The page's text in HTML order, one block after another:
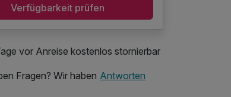
Verfügbarkeit prüfen
vor Anreise kostenlos stornierbar
Fragen? Wir haben Antworten